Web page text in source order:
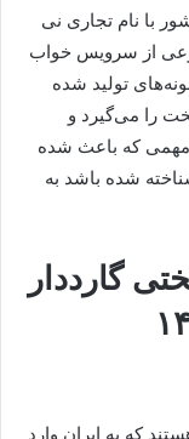
با نام تجاری نی
از سرویس خواب
تولید شده
را می‌گیرد و
مهمی که باعث شده
شده باشد به
گارددار
که به ایران وارد